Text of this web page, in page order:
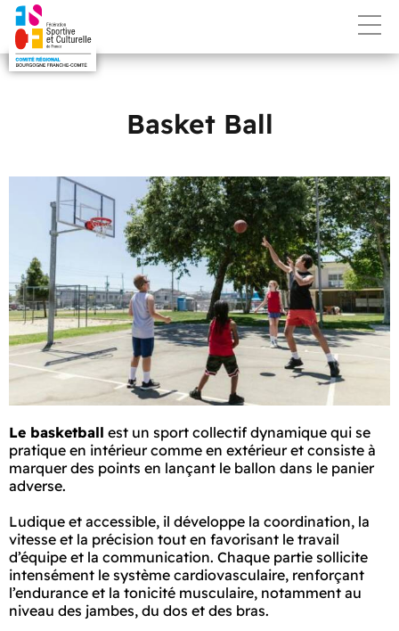
Basket Ball
Le basketball est un sport collectif dynamique qui se
pratique en intérieur comme en extérieur et consiste à
marquer des points en lançant le ballon dans le panier
adverse.
Ludique et accessible, il développe la coordination, la
vitesse et la précision tout en favorisant le travail
d’équipe et la communication. Chaque partie sollicite
intensément le système cardiovasculaire, renforçant
l’endurance et la tonicité musculaire, notamment au
niveau des jambes, du dos et des bras.